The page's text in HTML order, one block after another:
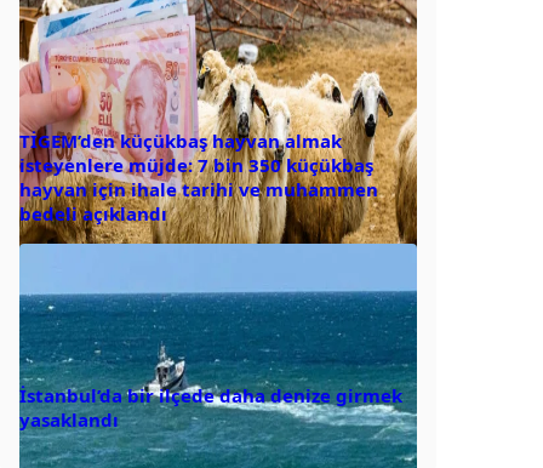
TİGEM’den küçükbaş hayvan almak
isteyenlere müjde: 7 bin 350 küçükbaş
hayvan için ihale tarihi ve muhammen
bedeli açıklandı
İstanbul’da bir ilçede daha denize girmek
yasaklandı